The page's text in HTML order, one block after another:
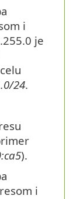
i
je
24.
).
i